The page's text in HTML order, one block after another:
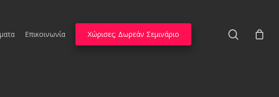
Επικοινωνία Χώρισες; Δωρεάν Σεμινάριο search